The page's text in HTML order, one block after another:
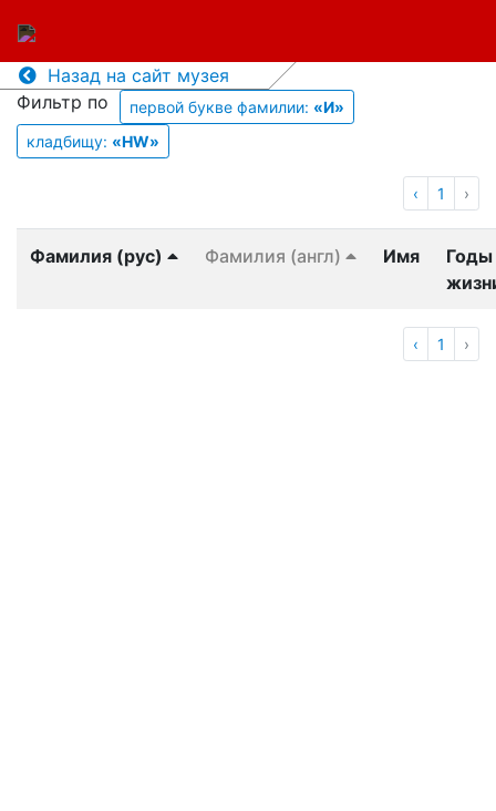
Назад на сайт музея
Фильтр по
первой букве фамилии: «И»
кладбищу: «HW»
‹ 1 ›
Фамилия (рус) Фамилия (англ) Имя
Годы
‹ 1 ›